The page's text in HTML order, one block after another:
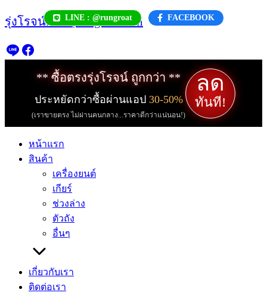
Skip
to
LINE : @rungroat FACEBOOK
รุ่งโรจน์.com | rungroat.com
** ซื้อตรงรุ่งโรจน์ ถูกกว่า **
ประหยัดกว่าซื้อผ่านแอป 30-50%
(เราขายตรง ไม่ผ่านคนกลาง...ราคาดีกว่าแน่นอน!)
ลด
ทันที!
หน้าแรก
สินค้า
เครื่องยนต์
เกียร์
ช่วงล่าง
ตัวถัง
อื่นๆ
เกี่ยวกับเรา
ติดต่อเรา